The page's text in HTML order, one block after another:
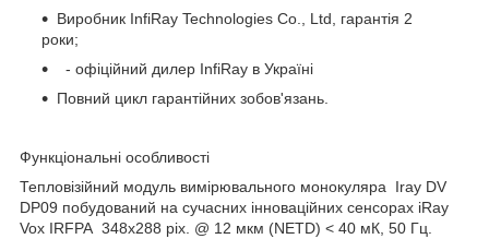
Виробник InfiRay Technologies Co., Ltd, гарантія 2
роки;
- офіційний дилер InfiRay в Україні
Повний цикл гарантійних зобов'язань.
Функціональні особливості
Тепловізійний модуль вимірювального монокуляра Iray DV
DP09 побудований на сучасних інноваційних сенсорах iRay
Vox IRFPA 348х288 pix. @ 12 мкм (NETD) < 40 мК, 50 Гц.